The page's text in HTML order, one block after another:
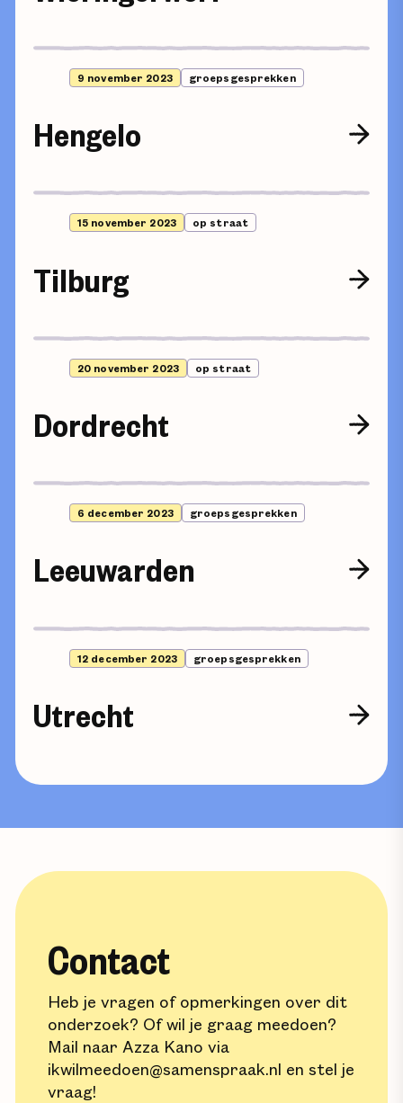
9 november 2023 groepsgesprekken
Hengelo
15 november 2023 op straat
Tilburg
20 november 2023 op straat
Dordrecht
6 december 2023 groepsgesprekken
Leeuwarden
12 december 2023 groepsgesprekken
Utrecht
Contact
Heb je vragen of opmerkingen over dit
onderzoek? Of wil je graag meedoen?
Mail naar Azza Kano via
ikwilmeedoen@samenspraak.nl en stel je
vraag!